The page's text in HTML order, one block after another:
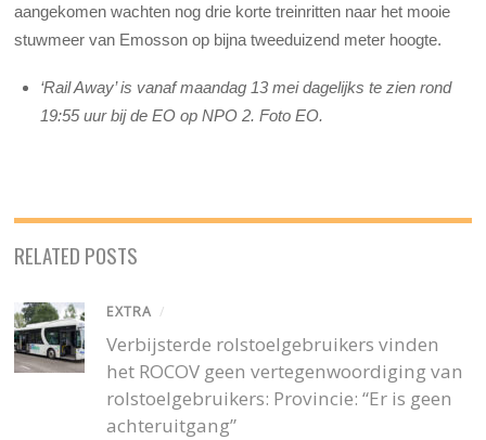
aangekomen wachten nog drie korte treinritten naar het mooie
stuwmeer van Emosson op bijna tweeduizend meter hoogte.
‘Rail Away’ is vanaf maandag 13 mei dagelijks te zien rond
19:55 uur bij de EO op NPO 2. Foto EO.
RELATED POSTS
EXTRA /
Verbijsterde rolstoelgebruikers vinden
het ROCOV geen vertegenwoordiging van
rolstoelgebruikers: Provincie: “Er is geen
achteruitgang”